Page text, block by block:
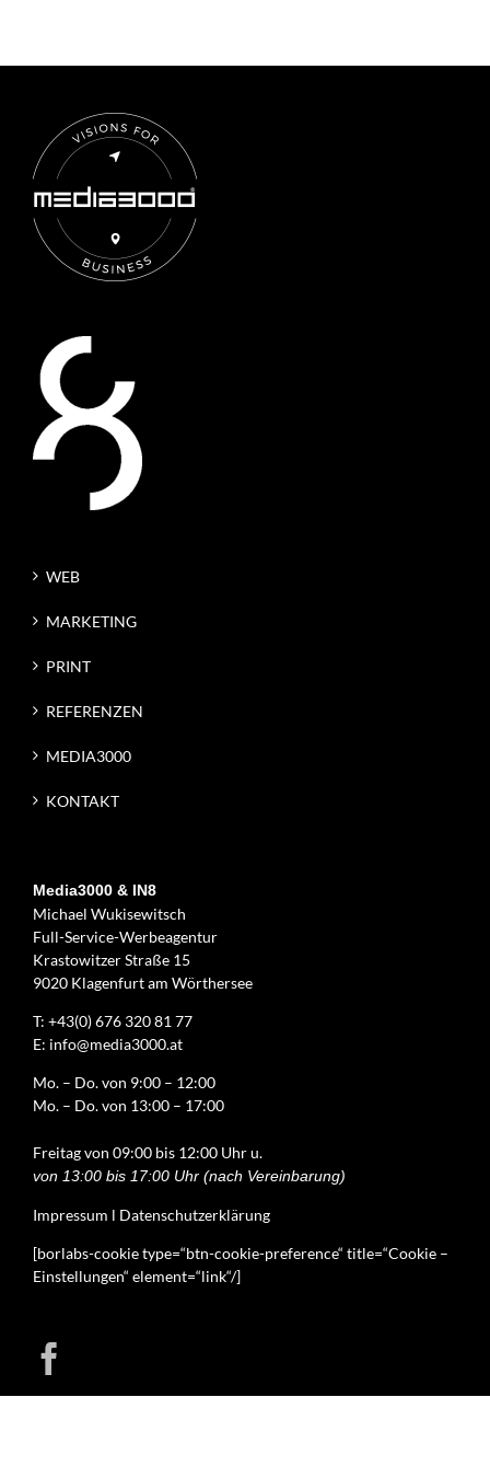
WEB
MARKETING
PRINT
REFERENZEN
MEDIA3000
KONTAKT
Media3000 & IN8
Michael Wukisewitsch
Full-Service-Werbeagentur
Krastowitzer Straße 15
9020 Klagenfurt am Wörthersee
T: +43(0) 676 320 81 77
E: info@media3000.at
Mo. – Do. von 9:00 – 12:00
Mo. – Do. von 13:00 – 17:00
Freitag von 09:00 bis 12:00 Uhr u.
von 13:00 bis 17:00 Uhr (nach Vereinbarung)
Impressum l Datenschutzerklärung
[borlabs-cookie type=“btn-cookie-preference“ title=“Cookie –
Einstellungen“ element=“link“/]